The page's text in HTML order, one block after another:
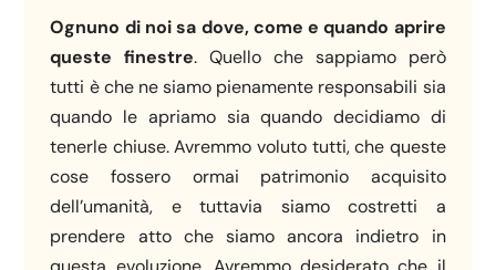
Ognuno di noi sa dove, come e quando aprire
queste finestre. Quello che sappiamo però
tutti è che ne siamo pienamente responsabili sia
quando le apriamo sia quando decidiamo di
tenerle chiuse. Avremmo voluto tutti, che queste
cose fossero ormai patrimonio acquisito
dell’umanità, e tuttavia siamo costretti a
prendere atto che siamo ancora indietro in